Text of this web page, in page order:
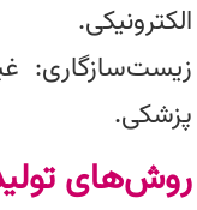
الکترونیکی.
زیست‌سازگاری:
پزشکی.
روش‌های